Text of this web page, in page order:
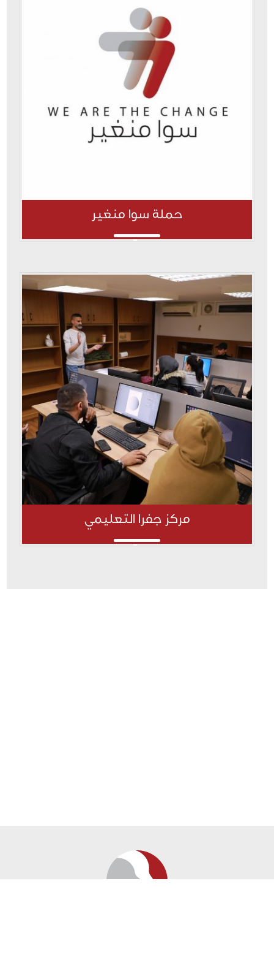
حملة سوا منغير
مركز جفرا التعليمي